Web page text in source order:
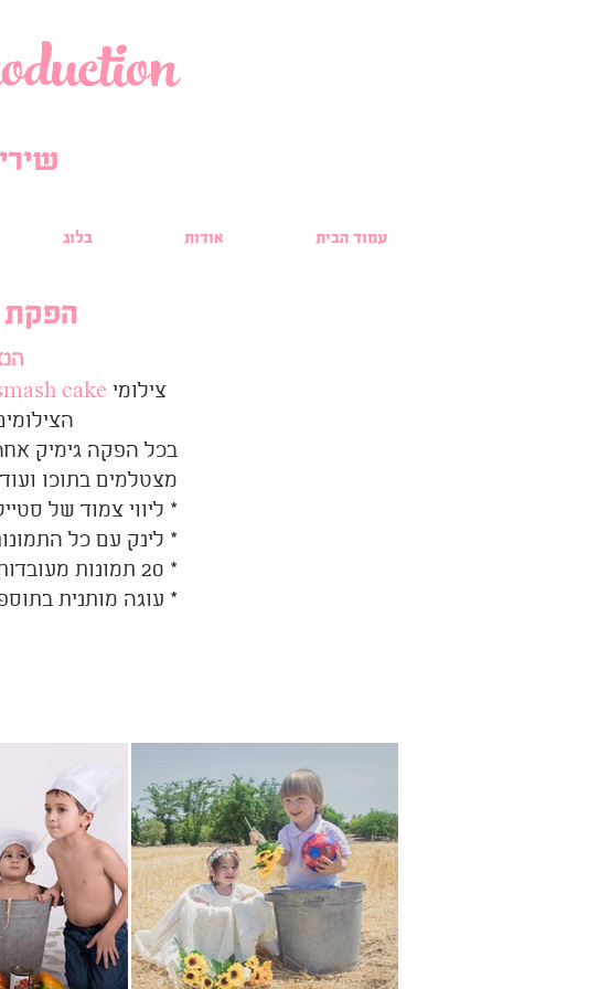
עמוד הבית אודות בלוג
הפקת
צילומי cake
בכל הפקה גימיק
מצטלמים בתוכו
* ליווי צמוד של
* לינק עם כל
* 20 תמונות מעובדות.
* עוגה מותנית בתוספת